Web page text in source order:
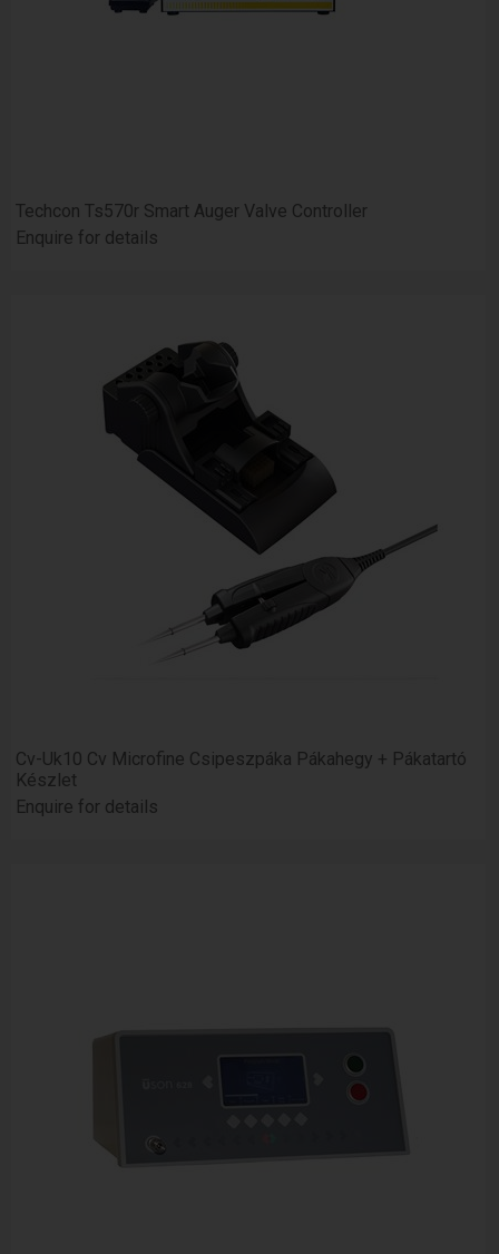
Techcon Ts570r Smart Auger Valve Controller
Enquire for details
Cv-Uk10 Cv Microfine Csipeszpáka Pákahegy + Pákatartó
Készlet
Enquire for details